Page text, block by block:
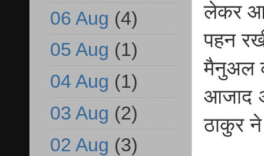
लेकर
पहन
मैनुअल
आजाद
ठाकुर
06 Aug (4)
05 Aug (1)
04 Aug (1)
03 Aug (2)
02 Aug (3)